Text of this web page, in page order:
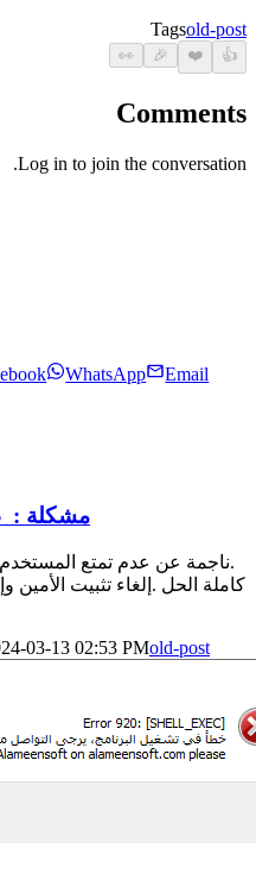
Tagsold-post
👍
❤️
🎉
👀
Comments
Log in to join the conversation.
WhatsApp Email
مشكلة :
.ناجمة عن عدم تمتع
كاملة الحل .إلغاء تثبيت الأمين
03-13 02:53 PMold-post